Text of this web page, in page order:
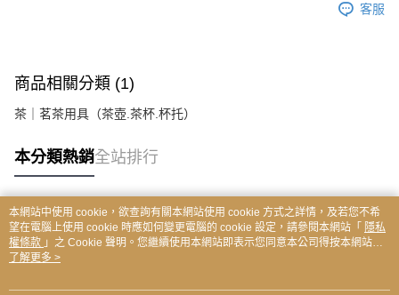
客服
商品相關分類 (1)
茶｜茗茶用具（茶壺.茶杯.杯托）
本分類熱銷全站排行
熱門標籤
本網站中使用 cookie，欲查詢有關本網站使用 cookie 方式之詳情，及若您不希
望在電腦上使用 cookie 時應如何變更電腦的 cookie 設定，請參閱本網站「 隱私
權條款 」之 Cookie 聲明。您繼續使用本網站即表示您同意本公司得按本網站使
用條款之 Cookie 聲明使用 cookie。
了解更多 >